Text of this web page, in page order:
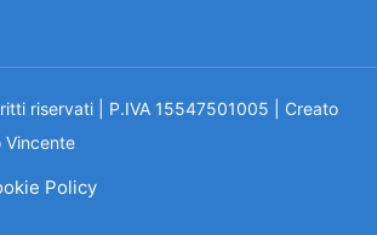
riservati | P.IVA 15547501005 | Creato
Policy